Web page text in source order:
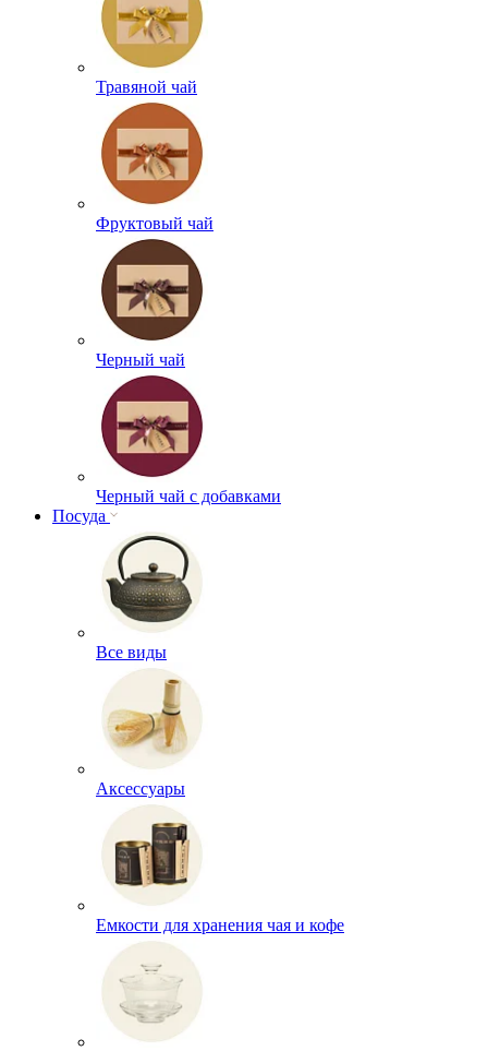
Травяной чай
Фруктовый чай
Черный чай
Черный чай с добавками
Посуда
Все виды
Аксессуары
Емкости для хранения чая и кофе